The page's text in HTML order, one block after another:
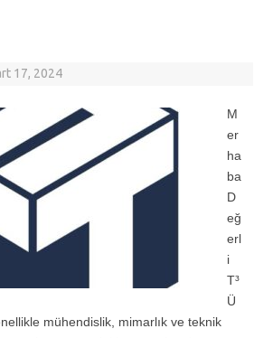
17, 2024
M
er
ha
ba
D
eğ
erl
i
T³
Ü
mühendislik, mimarlık ve teknik